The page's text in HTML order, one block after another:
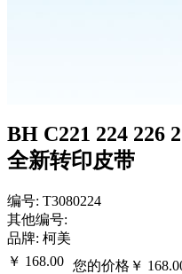
BH C221 224 226
全新转印皮带
编号: T3080224
其他编号:
品牌: 柯美
￥ 168.00 您的价格 ￥